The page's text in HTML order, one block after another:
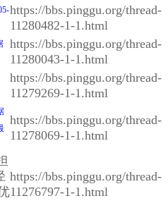
https://bbs.pinggu.org/thread-
11280482-1-1.html
https://bbs.pinggu.org/thread-
11280043-1-1.html
https://bbs.pinggu.org/thread-
11279269-1-1.html
https://bbs.pinggu.org/thread-
11278069-1-1.html
https://bbs.pinggu.org/thread-
11276797-1-1.html